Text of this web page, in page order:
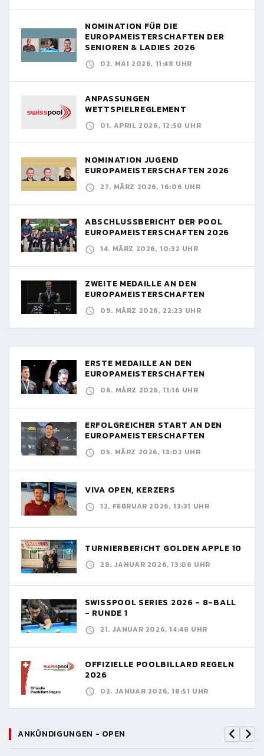
NOMINATION FÜR DIE
EUROPAMEISTERSCHAFTEN DER
SENIOREN & LADIES 2026
02. MAI 2026, 11:48 UHR
ANPASSUNGEN
WETTSPIELREGLEMENT
01. APRIL 2026, 12:50 UHR
NOMINATION JUGEND
EUROPAMEISTERSCHAFTEN 2026
27. MÄRZ 2026, 16:06 UHR
ABSCHLUSSBERICHT DER POOL
EUROPAMEISTERSCHAFTEN 2026
14. MÄRZ 2026, 10:32 UHR
ZWEITE MEDAILLE AN DEN
EUROPAMEISTERSCHAFTEN
09. MÄRZ 2026, 22:23 UHR
ERSTE MEDAILLE AN DEN
EUROPAMEISTERSCHAFTEN
06. MÄRZ 2026, 11:16 UHR
ERFOLGREICHER START AN DEN
EUROPAMEISTERSCHAFTEN
05. MÄRZ 2026, 13:02 UHR
VIVA OPEN, KERZERS
12. FEBRUAR 2026, 13:31 UHR
TURNIERBERICHT GOLDEN APPLE 10
28. JANUAR 2026, 13:08 UHR
SWISSPOOL SERIES 2026 - 8-BALL
- RUNDE 1
21. JANUAR 2026, 14:48 UHR
OFFIZIELLE POOLBILLARD REGELN
2026
02. JANUAR 2026, 18:51 UHR
ANKÜNDIGUNGEN - OPEN